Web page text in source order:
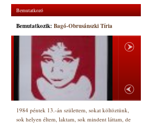
Bemutatkozó
Bemutatkozik: Bagó-Obrusánszki Tíria
1984 péntek 13.-án születtem, sokat költöztünk,
sok helyen éltem, laktam, sok mindent láttam, de